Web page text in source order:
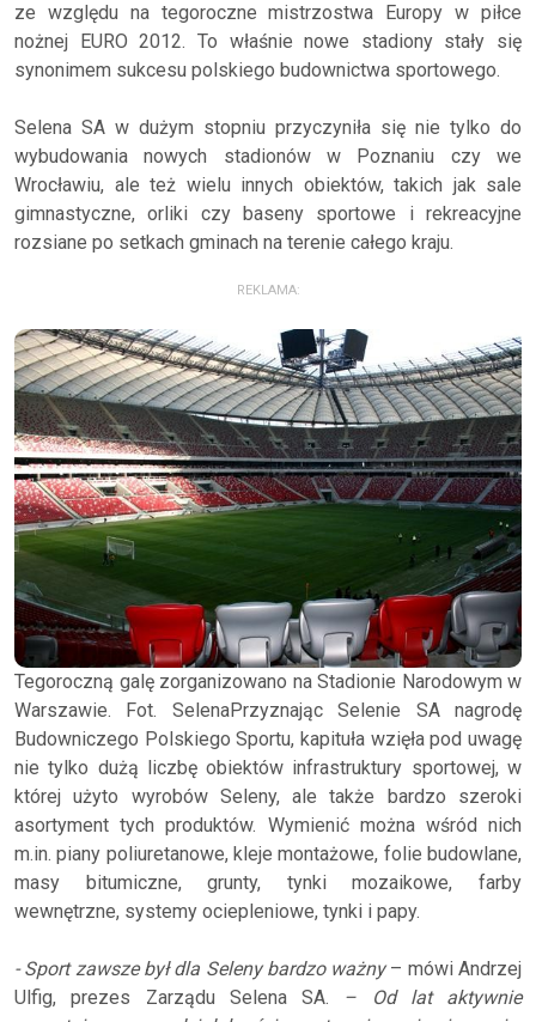
ze względu na tegoroczne mistrzostwa Europy w piłce
nożnej EURO 2012. To właśnie nowe stadiony stały się
synonimem sukcesu polskiego budownictwa sportowego.
Selena SA w dużym stopniu przyczyniła się nie tylko do
wybudowania nowych stadionów w Poznaniu czy we
Wrocławiu, ale też wielu innych obiektów, takich jak sale
gimnastyczne, orliki czy baseny sportowe i rekreacyjne
rozsiane po setkach gminach na terenie całego kraju.
REKLAMA:
Tegoroczną galę zorganizowano na Stadionie Narodowym w
Warszawie. Fot. SelenaPrzyznając Selenie SA nagrodę
Budowniczego Polskiego Sportu, kapituła wzięła pod uwagę
nie tylko dużą liczbę obiektów infrastruktury sportowej, w
której użyto wyrobów Seleny, ale także bardzo szeroki
asortyment tych produktów. Wymienić można wśród nich
m.in. piany poliuretanowe, kleje montażowe, folie budowlane,
masy bitumiczne, grunty, tynki mozaikowe, farby
wewnętrzne, systemy ociepleniowe, tynki i papy.
- Sport zawsze był dla Seleny bardzo ważny– mówi Andrzej
Ulfig, prezes Zarządu Selena SA. – Od lat aktywnie